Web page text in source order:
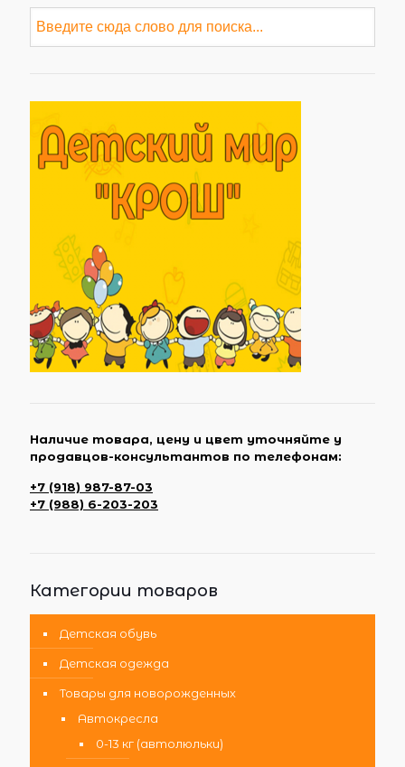
Наличие товара, цену и цвет уточняйте у
продавцов-консультантов по телефонам:
+7 (918) 987-87-03
+7 (988) 6-203-203
Категории товаров
Детская обувь
Детская одежда
Товары для новорожденных
Автокресла
0-13 кг (автолюльки)